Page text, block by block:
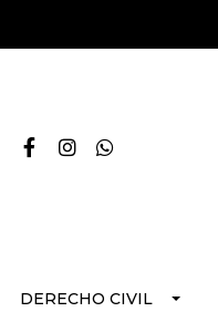
DERECHO CIVIL